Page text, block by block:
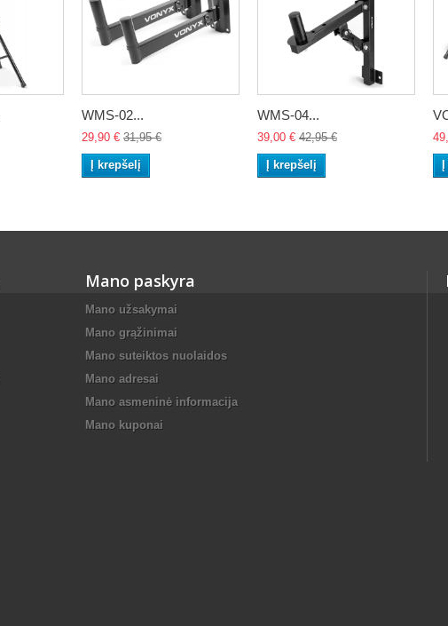
WMS-02...
29,90 € 31,95 €
Į krepšelį
WMS-04...
39,00 € 42,95 €
Į krepšelį
Mano paskyra
Mano užsakymai
Mano grąžinimai
Mano suteiktos nuolaidos
Mano adresai
Mano asmeninė informacija
Mano kuponai